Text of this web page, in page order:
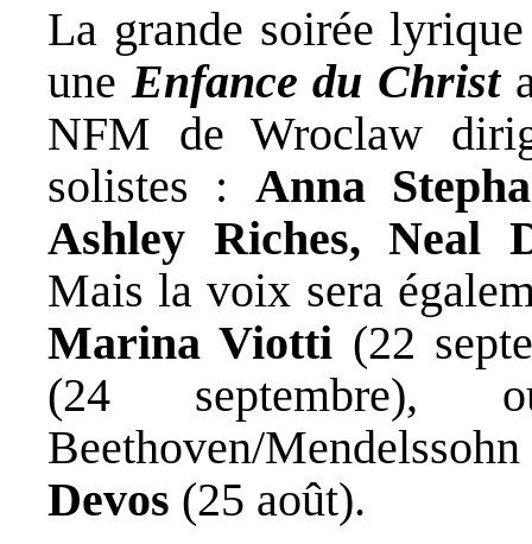
La grande soirée
une Enfance du Christ
NFM de Wroclaw
solistes : Anna
Ashley Riches, Neal
Mais la voix sera
Marina Viotti (22
(24 septembre),
Beethoven/
Devos (25 août).